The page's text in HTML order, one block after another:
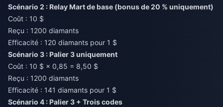
Scénario 2 : Relay Mart de base (bonus de 20 % uniquement)
Coût : 10 $
Reçu : 1200 diamants
Efficacité : 120 diamants pour 1 $
Scénario 3 : Palier 3 uniquement
Coût : 10 $ × 0,85 = 8,50 $
Reçu : 1200 diamants
Efficacité : 141 diamants pour 1 $
Scénario 4 : Palier 3 + Trois codes